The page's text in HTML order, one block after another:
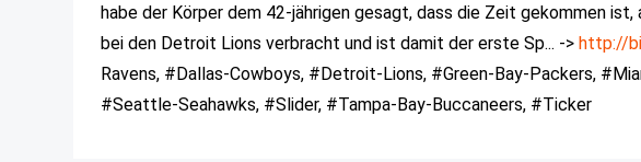
habe der Körper dem 42-jährigen gesagt, dass die Zeit gekommen
bei den Detroit Lions verbracht und ist damit der erste Sp... ->http://
Ravens, #Dallas-Cowboys, #Detroit-Lions, #Green-Bay-Packers,
#Seattle-Seahawks, #Slider, #Tampa-Bay-Buccaneers, #Ticker